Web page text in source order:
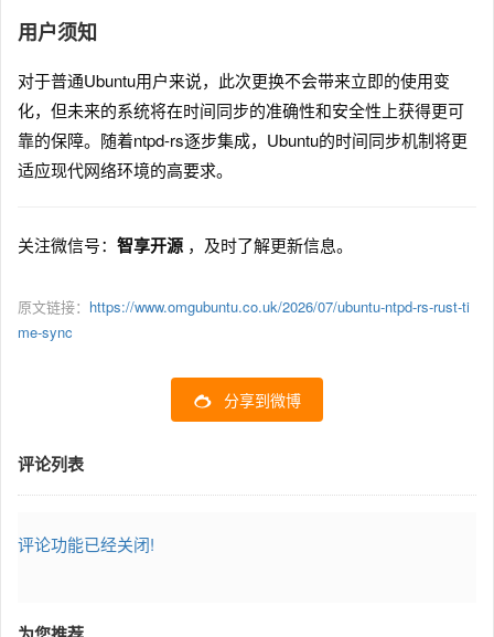
用户须知
对于普通Ubuntu用户来说，此次更换不会带来立即的使用变
化，但未来的系统将在时间同步的准确性和安全性上获得更可
靠的保障。随着ntpd-rs逐步集成，Ubuntu的时间同步机制将更
适应现代网络环境的高要求。
关注微信号： 智享开源 ，及时了解更新信息。
原文链接： https://www.omgubuntu.co.uk/2026/07/ubuntu-ntpd-rs-rust-ti
me-sync
分享到微博
评论列表
评论功能已经关闭!